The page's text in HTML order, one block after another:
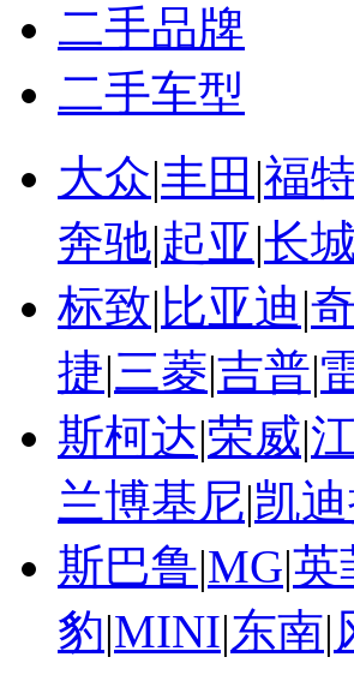
二手品牌
二手车型
大众|丰田 |福
奔驰|起亚|长
标致| 比亚迪|
捷|三菱|吉普|
斯柯达|荣威|
兰博基尼|凯
斯巴鲁|MG|英
豹|MINI|东南|